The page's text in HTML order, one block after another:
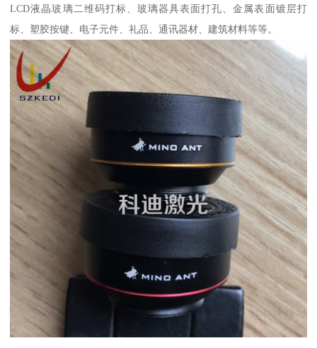
LCD液晶玻璃二维码打标、玻璃器具表面打孔、金属表面镀层打
标、塑胶按键、电子元件、礼品、通讯器材、建筑材料等等。